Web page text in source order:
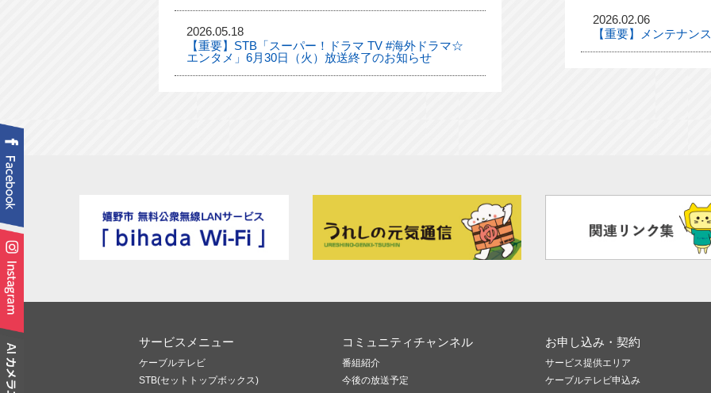
2026.05.18
【重要】STB「スーパー！ドラマ TV #海外ドラマ☆
エンタメ」6月30日（火）放送終了のお知らせ
2026.02.06
【重要】メンテナン
サービスメニュー
ケーブルテレビ
STB(セットトップボックス)
コミュニティチャンネル
番組紹介
今後の放送予定
お申し込み・契約
サービス提供エリア
ケーブルテレビ申込み